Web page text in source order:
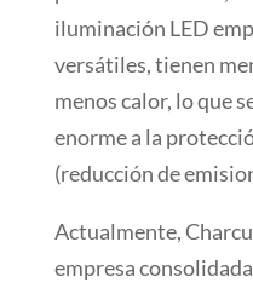
iluminación LED
versátiles, tienen
menos calor, lo que
enorme a la
(reducción de
Actualmente,
empresa